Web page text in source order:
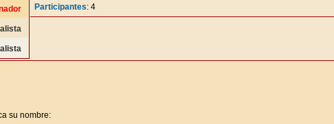
Participantes: 4
su nombre: